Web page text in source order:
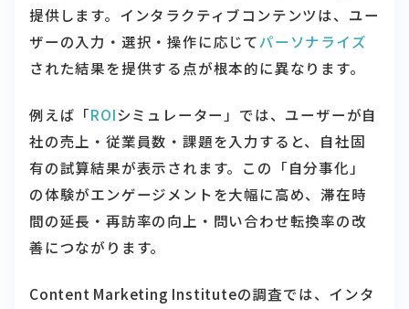
提供します。インタラクティブコンテンツは、ユー
ザーの入力・選択・操作に応じてパーソナライズ
された結果を提供する点が根本的に異なります。
例えば「ROIシミュレーター」では、ユーザーが自
社の売上・従業員数・課題を入力すると、自社固
有の試算結果が表示されます。この「自分事化」
の体験がエンゲージメントを大幅に高め、滞在時
間の延長・再訪率の向上・問い合わせ転換率の改
善につながります。
Content Marketing Instituteの調査では、インタ